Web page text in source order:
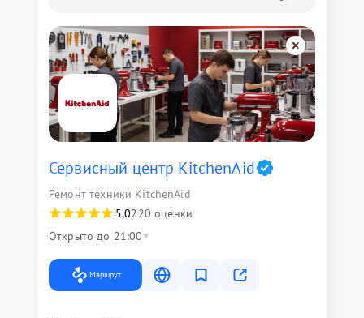
Сервисный центр KitchenAid
Ремонт техники KitchenAid
5,0220 оценки
Открыто до 21:00
Маршрут